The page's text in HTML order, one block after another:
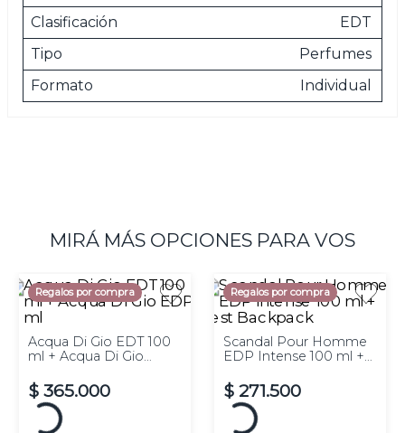
Clasificación
EDT
Tipo
Perfumes
Formato
Individual
MIRÁ MÁS OPCIONES PARA VOS
Regalos por compra
Acqua Di Gio EDT 100
ml + Acqua Di Gio
$ 365.000
Hasta10
interés
Regalos por compra
Scandal Pour Homme
EDP Intense 100 ml +
$ 271.500
Hasta10
interés